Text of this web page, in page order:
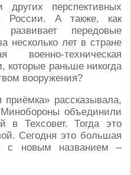
перспективных
России. А также, как
передовые
несколько лет в стране
техническая
которые раньше никогда
вооружения?
приёмка» рассказывала,
объединили
в Техсовет. Тогда это
Сегодня это большая
с новым названием –